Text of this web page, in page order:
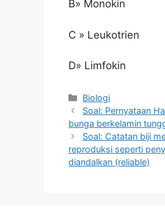
B» Monokin
C » Leukotrien
D» Limfokin
Kategori
Biologi
Soal: Pernyataan
bunga berkelamin
Soal: Catatan biji
reproduksi seperti
diandalkan (reliable)